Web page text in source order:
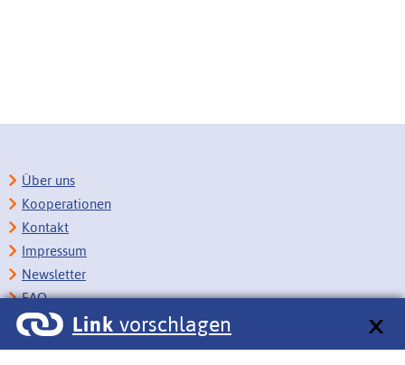
Link vorschlagen
Über uns
Kooperationen
Kontakt
Impressum
Newsletter
FAQ
Copyright